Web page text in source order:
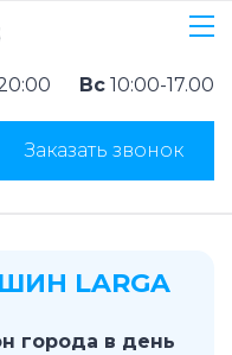
Вс 10:00-17.00
Заказать звонок
LARGA
города в день